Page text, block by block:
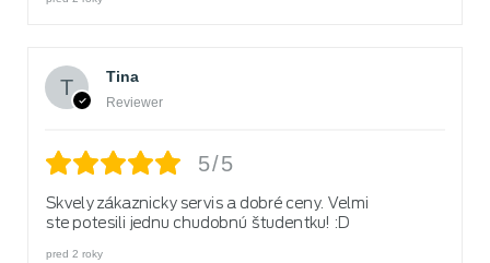
Tina
Reviewer
5/5
Skvely zákaznicky servis a dobré ceny. Velmi
ste potesili jednu chudobnú študentku! :D
pred 2 roky